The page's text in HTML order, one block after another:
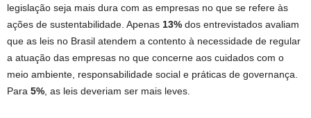
legislação seja mais dura com as empresas no que se refere às
ações de sustentabilidade. Apenas 13% dos entrevistados avaliam
que as leis no Brasil atendem a contento à necessidade de regular
a atuação das empresas no que concerne aos cuidados com o
meio ambiente, responsabilidade social e práticas de governança.
Para 5%, as leis deveriam ser mais leves.